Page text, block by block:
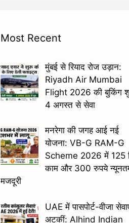
Most Recent
मुंबई से रियाद रोज उड़ान:
Riyadh Air Mumbai
Flight 2026 की बुकिंग
4 अगस्त से सेवा
मनरेगा की जगह आई नई
योजना: VB-G RAM-G
Scheme 2026 में 125
काम और 300 रुपये
मजदूरी
UAE में पासपोर्ट-वीजा
अटकीं: Alhind Indian